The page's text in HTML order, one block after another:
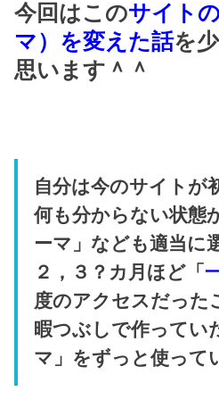
今回はこのサイト
マ）を変えた話を
思います＾＾
自分は今のサイトが
何も分からない状態
ーマ」なども適当に
２，３？カ月ほど「
度のアクセスだった
暇つぶしで作ってい
マ」をずっと使って